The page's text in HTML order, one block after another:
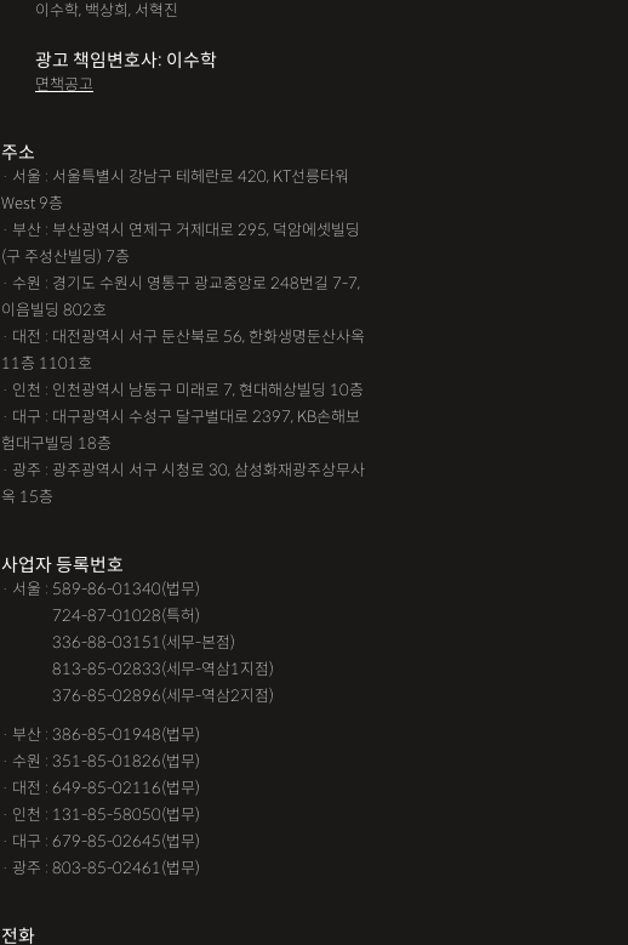
이수학, 백상희, 서혁진
광고 책임변호사: 이수학
면책공고
주소
· 서울 : 서울특별시 강남구 테헤란로 420, KT선릉타워
West 9층
· 부산 : 부산광역시 연제구 거제대로 295, 덕암에셋빌딩
(구 주성산빌딩) 7층
· 수원 : 경기도 수원시 영통구 광교중앙로 248번길 7-7,
이음빌딩 802호
· 대전 : 대전광역시 서구 둔산북로 56, 한화생명둔산사옥
11층 1101호
· 인천 : 인천광역시 남동구 미래로 7, 현대해상빌딩 10층
· 대구 : 대구광역시 수성구 달구벌대로 2397, KB손해보
험대구빌딩 18층
· 광주 : 광주광역시 서구 시청로 30, 삼성화재광주상무사
옥 15층
사업자 등록번호
· 서울 : 589-86-01340(법무)
724-87-01028(특허)
336-88-03151(세무-본점)
813-85-02833(세무-역삼1지점)
376-85-02896(세무-역삼2지점)
· 부산 : 386-85-01948(법무)
· 수원 : 351-85-01826(법무)
· 대전 : 649-85-02116(법무)
· 인천 : 131-85-58050(법무)
· 대구 : 679-85-02645(법무)
· 광주 : 803-85-02461(법무)
전화